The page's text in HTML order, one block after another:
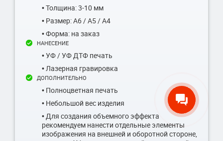
• Толщина: 3-10 мм
• Размер: А6 / А5 / А4
• Форма: на заказ
НАНЕСЕНИЕ
• УФ / УФ ДТФ печать
• Лазерная гравировка
ДОПОЛНИТЕЛЬНО
• Полноцветная печать
• Небольшой вес изделия
• Для создания объемного эффекта
рекомендуем нанести отдельные элементы
изображения на внешней и оборотной стороне,